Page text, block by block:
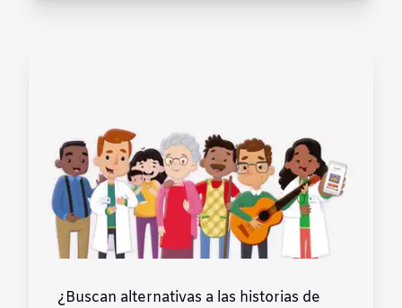
¿Buscan alternativas a las historias de